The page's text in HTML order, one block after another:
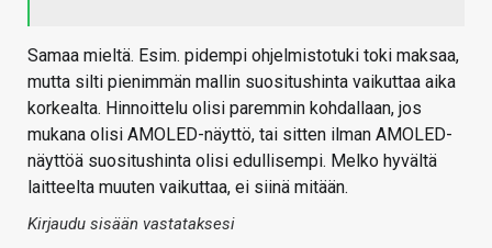
Samaa mieltä. Esim. pidempi ohjelmistotuki toki maksaa,
mutta silti pienimmän mallin suositushinta vaikuttaa aika
korkealta. Hinnoittelu olisi paremmin kohdallaan, jos
mukana olisi AMOLED-näyttö, tai sitten ilman AMOLED-
näyttöä suositushinta olisi edullisempi. Melko hyvältä
laitteelta muuten vaikuttaa, ei siinä mitään.
Kirjaudu sisään vastataksesi